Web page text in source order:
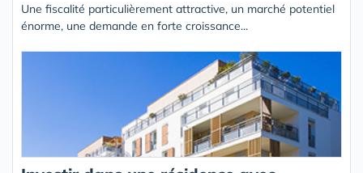
Une fiscalité particulièrement attractive, un marché potentiel
énorme, une demande en forte croissance...